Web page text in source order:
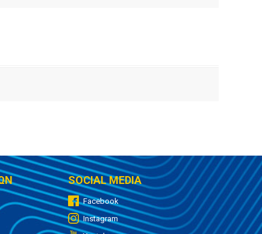
SOCIAL MEDIA
Facebook
Instagram